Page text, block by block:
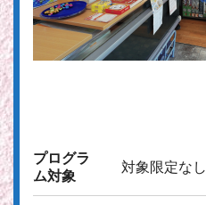
プログラ
ム対象
対象限定なし